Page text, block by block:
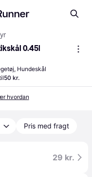
0.45l
Hundeskål
50 kr.
hvordan
Pris med fragt
29 kr.